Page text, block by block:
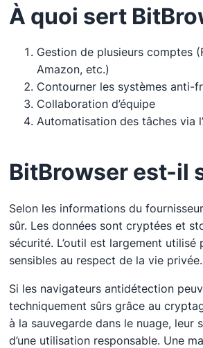
À quoi sert
Gestion de plusieurs comptes
Amazon, etc.)
Contourner les systèmes anti-
Collaboration d’équipe
Automatisation des tâches via
BitBrowser est-il
Selon les informations du
sûr. Les données sont cryptées et
sécurité. L’outil est largement utilisé
sensibles au respect de la vie privée.
Si les navigateurs antidétection
techniquement sûrs grâce au
à la sauvegarde dans le nuage, leur
d’une utilisation responsable. Une